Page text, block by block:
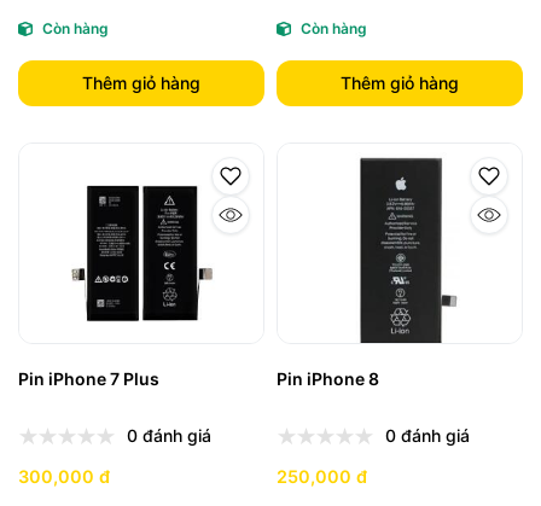
Còn hàng
Thêm giỏ hàng
Còn hàng
Thêm giỏ hàng
Pin iPhone 7 Plus
0 đánh giá
300,000 đ
Pin iPhone 8
0 đánh giá
250,000 đ